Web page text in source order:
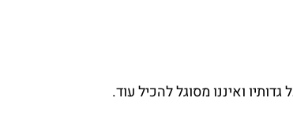
ואיננו מסוגל להכיל עוד.